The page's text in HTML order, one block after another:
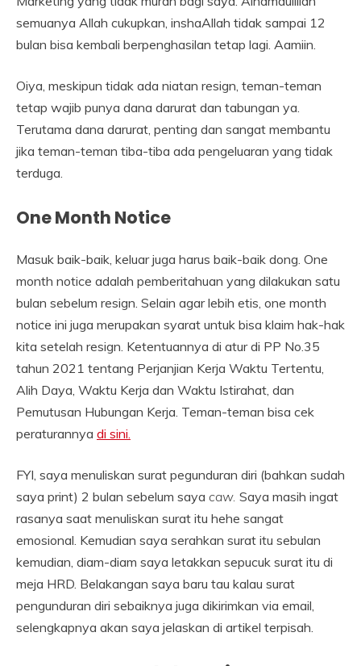
semuanya Allah cukupkan, inshaAllah tidak sampai 12
bulan bisa kembali berpenghasilan tetap lagi. Aamiin.
Oiya, meskipun tidak ada niatan resign, teman-teman
tetap wajib punya dana darurat dan tabungan ya.
Terutama dana darurat, penting dan sangat membantu
jika teman-teman tiba-tiba ada pengeluaran yang tidak
terduga.
One Month Notice
Masuk baik-baik, keluar juga harus baik-baik dong. One
month notice adalah pemberitahuan yang dilakukan satu
bulan sebelum resign. Selain agar lebih etis, one month
notice ini juga merupakan syarat untuk bisa klaim hak-hak
kita setelah resign. Ketentuannya di atur di PP No.35
tahun 2021 tentang Perjanjian Kerja Waktu Tertentu,
Alih Daya, Waktu Kerja dan Waktu Istirahat, dan
Pemutusan Hubungan Kerja. Teman-teman bisa cek
peraturannya di sini.
FYI, saya menuliskan surat pegunduran diri (bahkan sudah
saya print) 2 bulan sebelum saya caw. Saya masih ingat
rasanya saat menuliskan surat itu hehe sangat
emosional. Kemudian saya serahkan surat itu sebulan
kemudian, diam-diam saya letakkan sepucuk surat itu di
meja HRD. Belakangan saya baru tau kalau surat
pengunduran diri sebaiknya juga dikirimkan via email,
selengkapnya akan saya jelaskan di artikel terpisah.